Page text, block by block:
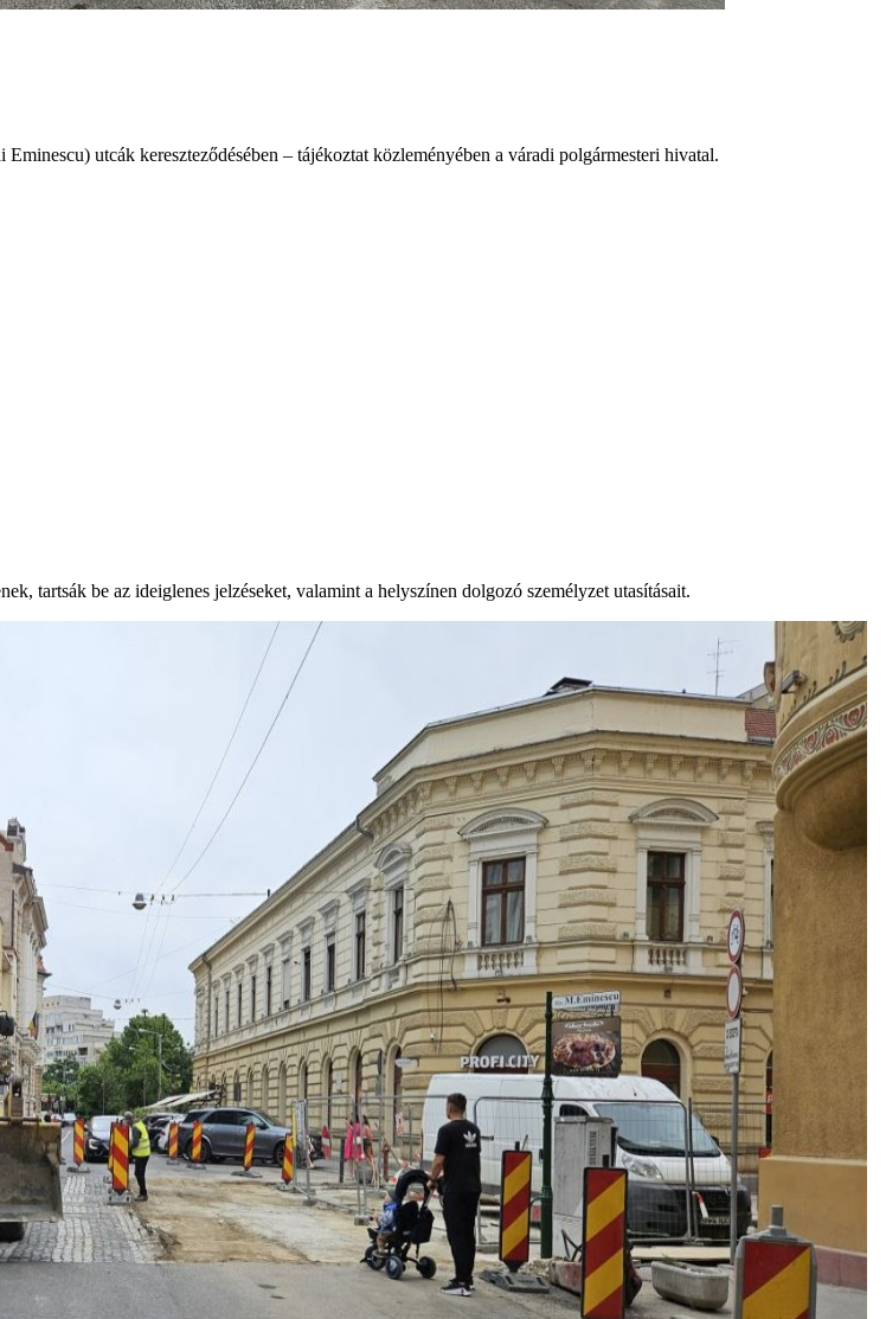
utcák kereszteződésében – tájékoztat közleményében a váradi polgármesteri hivatal.
tartsák be az ideiglenes jelzéseket, valamint a helyszínen dolgozó személyzet utasításait.